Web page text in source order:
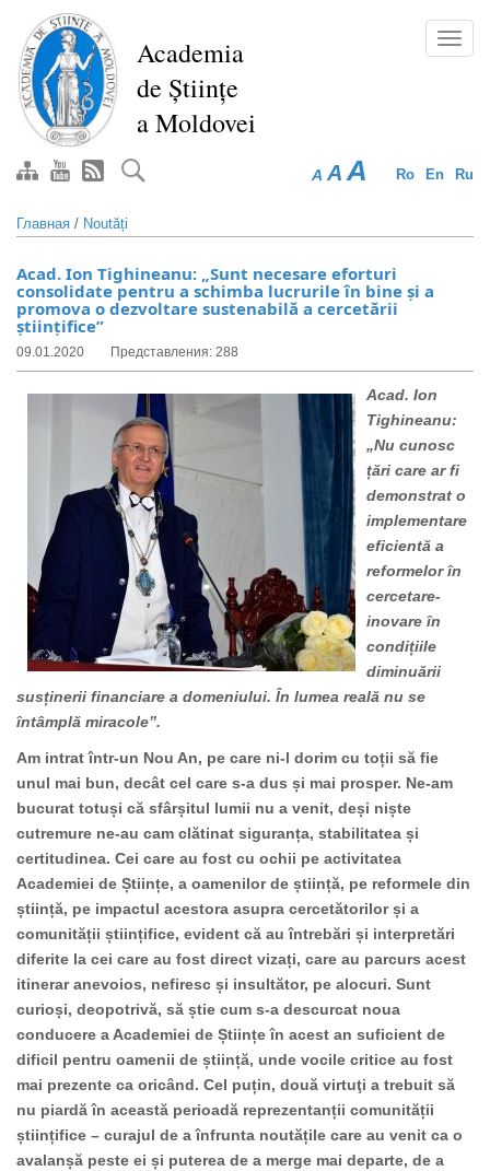
Перейти
основному
содержанию
Academia
de Științe
a Moldovei
Ro En Ru
A A A
Главная / Noutăți
Acad. Ion Tighineanu: „Sunt necesare eforturi
consolidate pentru a schimba lucrurile în bine și a
promova o dezvoltare sustenabilă a cercetării
științifice”
09.01.2020 Представления: 288
Acad. Ion
Tighineanu:
„Nu cunosc
țări care ar fi
demonstrat o
implementare
eficientă a
reformelor în
cercetare-
inovare în
condițiile
diminuării
susținerii financiare a domeniului. În lumea reală nu se
întâmplă miracole”.
Am intrat într-un Nou An, pe care ni-l dorim cu toții să fie
unul mai bun, decât cel care s-a dus și mai prosper. Ne-am
bucurat totuși că sfârșitul lumii nu a venit, deși niște
cutremure ne-au cam clătinat siguranța, stabilitatea și
certitudinea. Cei care au fost cu ochii pe activitatea
Academiei de Științe, a oamenilor de știință, pe reformele din
știință, pe impactul acestora asupra cercetătorilor și a
comunității științifice, evident că au întrebări și interpretări
diferite la cei care au fost direct vizați, care au parcurs acest
itinerar anevoios, nefiresc și insultător, pe alocuri. Sunt
curioși, deopotrivă, să știe cum s-a descurcat noua
conducere a Academiei de Științe în acest an suficient de
dificil pentru oamenii de știință, unde vocile critice au fost
mai prezente ca oricând. Cel puțin, două virtuţi a trebuit să
nu piardă în această perioadă reprezentanții comunității
științifice – curajul de a înfrunta noutățile care au venit ca o
avalanșă peste ei și puterea de a merge mai departe, de a